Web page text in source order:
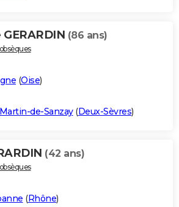
(86 ans)
(Oise)
de-Sanzay(Deux-Sèvres)
(42 ans)
(Rhône)